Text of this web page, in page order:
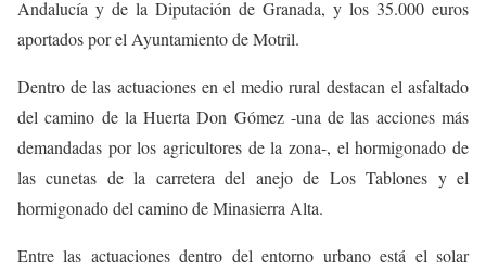
Andalucía y de la Diputación de Granada, y los 35.000 euros
aportados por el Ayuntamiento de Motril.
Dentro de las actuaciones en el medio rural destacan el asfaltado
del camino de la Huerta Don Gómez -una de las acciones más
demandadas por los agricultores de la zona-, el hormigonado de
las cunetas de la carretera del anejo de Los Tablones y el
hormigonado del camino de Minasierra Alta.
Entre las actuaciones dentro del entorno urbano está el solar